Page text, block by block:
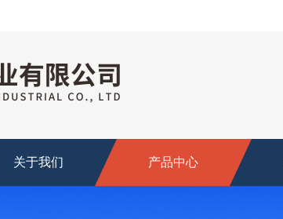
关于我们 产品中心